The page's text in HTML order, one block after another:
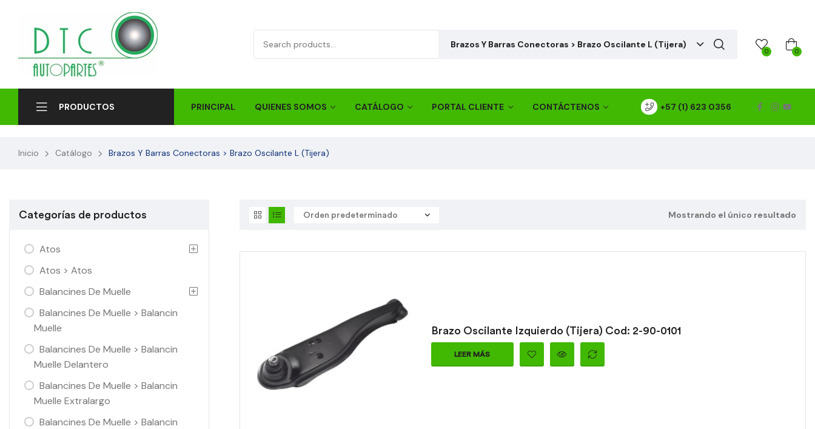
Brazos Y Barras Conectoras > Brazo Oscilante L (Tijera)
0 0
PRODUCTOS PRINCIPAL QUIENES SOMOS CATÁLOGO PORTAL CLIENTE CONTÁCTENOS +57 (1) 623 0356
Inicio Catálogo Brazos Y Barras Conectoras > Brazo Oscilante L (Tijera)
Mostrando el único resultado
Brazo Oscilante Izquierdo (Tijera) Cod: 2-90-0101
LEER MÁS
Categorías de productos
Atos
Atos > Atos
Balancines De Muelle
Balancines De Muelle > Balancin
Muelle
Balancines De Muelle > Balancin
Muelle Delantero
Balancines De Muelle > Balancin
Muelle Extralargo
Balancines De Muelle > Balancin